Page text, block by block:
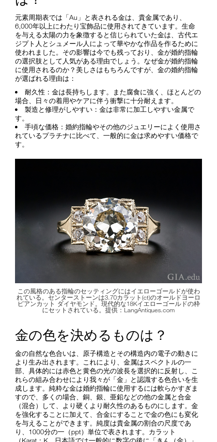
元素周期表では「Au」と表される金は、貴金属であり、
6,000年以上にわたり宝飾品に使用されてきています。生命
を与える太陽の力を象徴すると信じられていた金は、古代エ
ジプト人とシュメール人によって華やかな作品を作るために
使われました。その影響は今でも残っており、金が婚約指輪
の選択肢として人気がある理由でしょう。なぜ金が婚約指輪
に使用されるのか？美しさはもちろんですが、金の婚約指輪
が選ばれる理由は：
耐久性：金は長持ちします。また腐食に強く、ほとんどの
場合、日々の着用やケアに伴う衝撃に十分耐えます。
製造と修理がしやすい：金は非常に加工しやすい金属で
す。
手頃な価格：婚約指輪やその他のジュエリーによく使用さ
れているプラチナに比べて、一般的に金は求めやすい価格で
す。
この風格のある指輪のセッティングにはイエローゴールドが使わ
れている。センターストーンは3.70カラット(ct)のオールドヨーロ
ピアンカット ダイヤモンド。現代的な18Kイエローゴールドの枠
にセットされている。提供：LangAntiques.com
金の色を決めるものは？
金の自然な色合いは、原子構造とその構造内の電子の動きに
より生み出されます。これにより、金属はスペクトルの一
部、具体的には赤色と黄色の光の波長を選択的に反射し、こ
れらの組み合わせにより我々が「金」と認識する色合いを生
成します。純粋な金は婚約指輪に使用するには軟らかすぎま
すので、多くの場合、銅、銀、亜鉛などの他の金属と合金
（混合）して、より硬くより耐久性のあるものにします。金
を強化することに加えて、合金にすることで金の色にも変化
を与えることができます。純度は貴金属の割合の尺度であ
り、1000分の一（ppt）単位で表されます。カラット